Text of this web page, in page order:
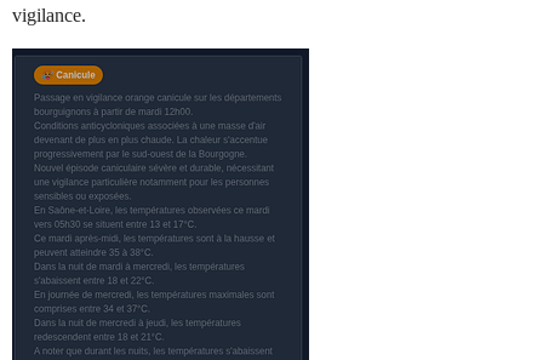
vigilance.